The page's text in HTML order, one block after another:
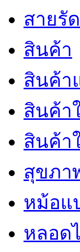
สายรั
สินค้า
สินค้า
สินค้า
สินค้า
สุขภา
หม้อแ
หลอด